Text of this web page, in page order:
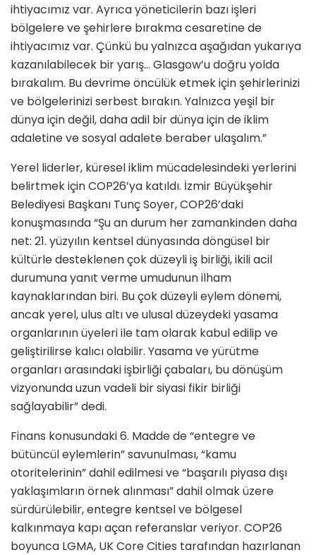
ihtiyacımız var. Ayrıca yöneticilerin bazı işleri
bölgelere ve şehirlere bırakma cesaretine de
ihtiyacımız var. Çünkü bu yalnızca aşağıdan yukarıya
kazanılabilecek bir yarış… Glasgow’u doğru yolda
bırakalım. Bu devrime öncülük etmek için şehirlerinizi
ve bölgelerinizi serbest bırakın. Yalnızca yeşil bir
dünya için değil, daha adil bir dünya için de iklim
adaletine ve sosyal adalete beraber ulaşalım.”
Yerel liderler, küresel iklim mücadelesindeki yerlerini
belirtmek için COP26’ya katıldı. İzmir Büyükşehir
Belediyesi Başkanı Tunç Soyer, COP26’daki
konuşmasında “Şu an durum her zamankinden daha
net: 21. yüzyılın kentsel dünyasında döngüsel bir
kültürle desteklenen çok düzeyli iş birliği, ikili acil
durumuna yanıt verme umudunun ilham
kaynaklarından biri. Bu çok düzeyli eylem dönemi,
ancak yerel, ulus altı ve ulusal düzeydeki yasama
organlarının üyeleri ile tam olarak kabul edilip ve
geliştirilirse kalıcı olabilir. Yasama ve yürütme
organları arasındaki işbirliği çabaları, bu dönüşüm
vizyonunda uzun vadeli bir siyasi fikir birliği
sağlayabilir” dedi.
Finans konusundaki 6. Madde de “entegre ve
bütüncül eylemlerin” savunulması, “kamu
otoritelerinin” dahil edilmesi ve “başarılı piyasa dışı
yaklaşımların örnek alınması” dahil olmak üzere
sürdürülebilir, entegre kentsel ve bölgesel
kalkınmaya kapı açan referanslar veriyor. COP26
boyunca LGMA, UK Core Cities tarafından hazırlanan